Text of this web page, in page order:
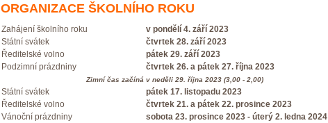
ORGANIZACE ŠKOLNÍHO ROKU
Zahájení školního roku
v pondělí 4. září 2023
Státní svátek
čtvrtek 28. září 2023
Ředitelské volno
pátek 29. září 2023
Podzimní prázdniny
čtvrtek 26. a pátek 27. října 2023
Zimní čas začíná v neděli 29. října 2023 (3,00 - 2,00)
Státní svátek
pátek 17. listopadu 2023
Ředitelské volno
čtvrtek 21. a pátek 22. prosince 2023
Vánoční prázdniny
sobota 23. prosince 2023 - úterý 2. ledna 2024